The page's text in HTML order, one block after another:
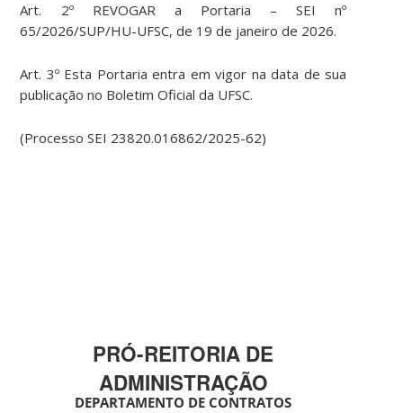
Art. 2º REVOGAR a Portaria – SEI nº
65/2026/SUP/HU-UFSC, de 19 de janeiro de 2026.
Art. 3º Esta Portaria entra em vigor na data de sua
publicação no Boletim Oficial da UFSC.
(Processo SEI 23820.016862/2025-62)
PRÓ-REITORIA DE
ADMINISTRAÇÃO
DEPARTAMENTO DE CONTRATOS